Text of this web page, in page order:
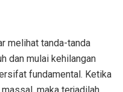
melihat tanda-tanda
dan mulai kehilangan
fundamental. Ketika